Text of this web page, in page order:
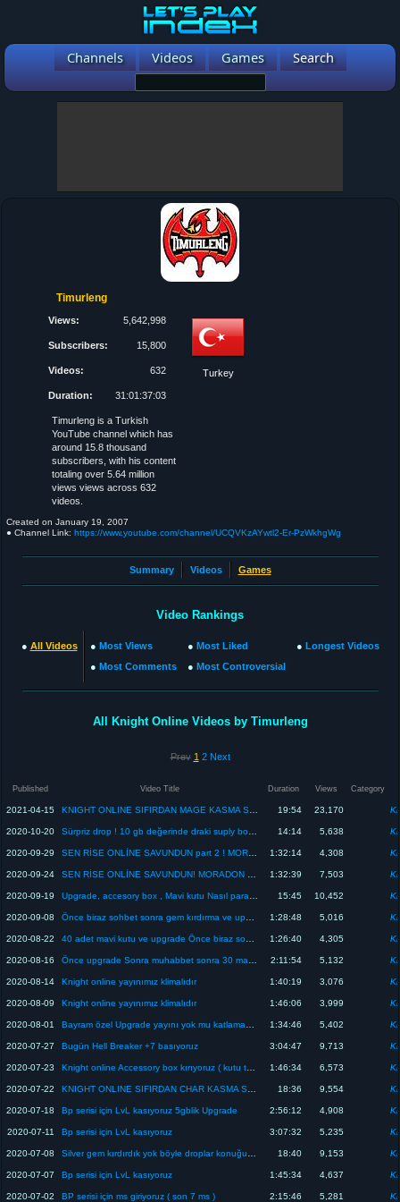
Channels Videos Games Search
Timurleng
Views: 5,642,998
Subscribers: 15,800
Videos: 632
Duration: 31:01:37:03
Turkey
Timurleng is a Turkish
YouTube channel which has
around 15.8 thousand
subscribers, with his content
totaling over 5.64 million
views views across 632
videos.
Created on January 19, 2007
● Channel Link: https://www.youtube.com/channel/UCQVKzAYwtl2-Er-PzWkhgWg
Summary Videos Games
Video Rankings
● All Videos ● Most Views
● Most Comments
● Most Liked
● Most Controversial
● Longest Videos
All Knight Online Videos by Timurleng
Prev 1 2 Next
Published Video Title Duration Views Category
2021-04-15 19:54 23,170
2020-10-20 14:14 5,638
2020-09-29 1:32:14 4,308
2020-09-24 1:32:39 7,503
2020-09-19 15:45 10,452
2020-09-08 1:28:48 5,016
2020-08-22 1:26:40 4,305
2020-08-16 2:11:54 5,132
2020-08-14 Knight online yayınımız klimalıdır 1:40:19 3,076
2020-08-09 Knight online yayınımız klimalıdır 1:46:06 3,999
2020-08-01 1:34:46 5,402
2020-07-27 Bugün Hell Breaker +7 basıyoruz 3:04:47 9,713
2020-07-23 1:46:34 6,573
2020-07-22 18:36 9,554
2020-07-18 Bp serisi için LvL kasıyoruz 5gblik Upgrade 2:56:12 4,908
2020-07-11 Bp serisi için LvL kasıyoruz 3:07:32 5,235
2020-07-08 18:40 9,153
2020-07-07 Bp serisi için LvL kasıyoruz 1:45:34 4,637
2020-07-02 BP serisi için ms giriyoruz ( son 7 ms ) 2:15:46 5,281